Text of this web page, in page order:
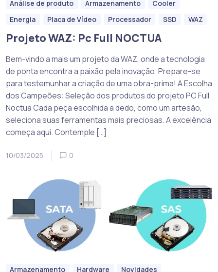
Análise de produto Armazenamento
Cooler
Energia
Placa de Vídeo Processador SSD WAZ
Projeto WAZ: Pc Full NOCTUA
Bem-vindo a mais um projeto da WAZ, onde a tecnologia
de ponta encontra a paixão pela inovação. Prepare-se
para testemunhar a criação de uma obra-prima! A Escolha
dos Campeões: Seleção dos produtos do projeto PC Full
Noctua Cada peça escolhida a dedo, como um artesão,
seleciona suas ferramentas mais preciosas. A excelência
começa aqui. Contemple […]
10/03/2025 0
Armazenamento Hardware Novidades